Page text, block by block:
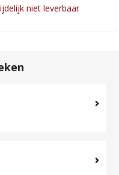
niet leverbaar